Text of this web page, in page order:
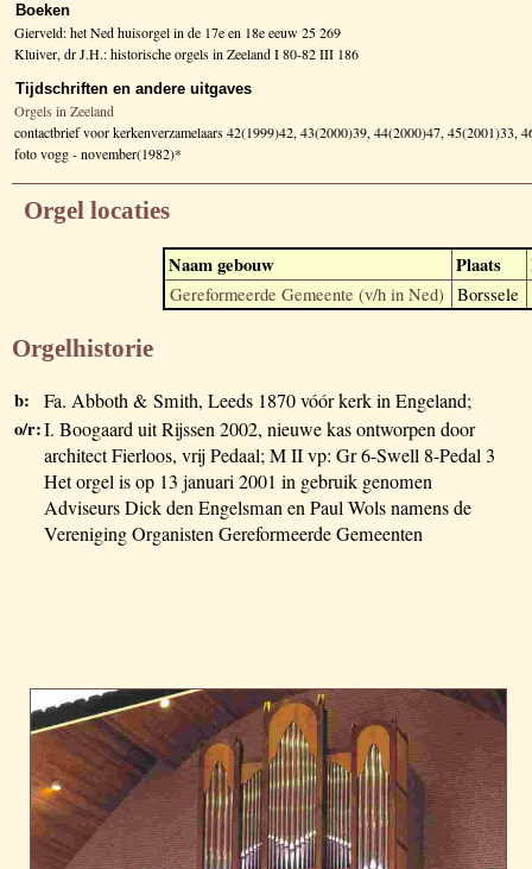
Boeken
Gierveld: het Ned huisorgel in de 17e en 18e eeuw 25 269
Kluiver, dr J.H.: historische orgels in Zeeland I 80-82 III 186
Tijdschriften en andere uitgaves
Orgels in Zeeland
contactbrief voor kerkenverzamelaars 42(1999)42, 43(2000)39, 44(2000)47, 45(2001)33,
foto vogg - november(1982)*
Orgel locaties
Naam gebouw Plaats
Gereformeerde Gemeente (v/h in Ned) Borssele
Orgelhistorie
b: Fa. Abboth & Smith, Leeds 1870 vóór kerk in Engeland;
o/r:I. Boogaard uit Rijssen 2002, nieuwe kas ontworpen door
architect Fierloos, vrij Pedaal; M II vp: Gr 6-Swell 8-Pedal 3
Het orgel is op 13 januari 2001 in gebruik genomen
Adviseurs Dick den Engelsman en Paul Wols namens de
Vereniging Organisten Gereformeerde Gemeenten